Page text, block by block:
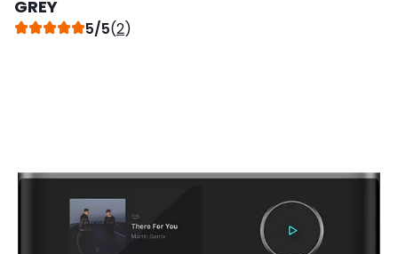
GREY
5/5(2)